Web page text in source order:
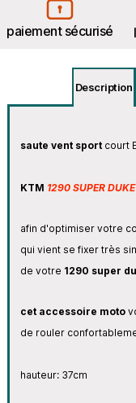
paiement sécurisé
Description
saute vent sport court
KTM 1290 SUPER DUKE
afin d'optimiser votre
qui vient se fixer très
de votre 1290 super
cet accessoire moto
de rouler
hauteur: 37cm